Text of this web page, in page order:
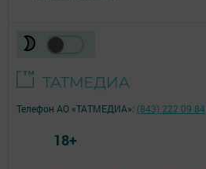
Телефон АО «ТАТМЕДИА»: (843) 222 09 84
18+